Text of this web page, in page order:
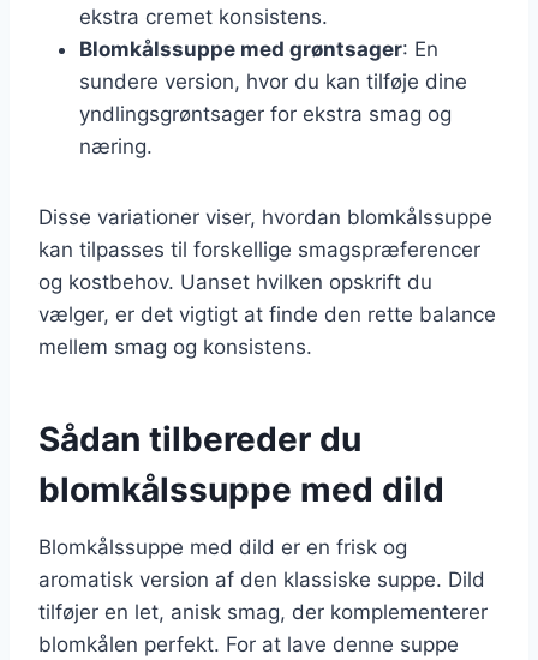
ekstra cremet konsistens.
Blomkålssuppe med grøntsager: En
sundere version, hvor du kan tilføje dine
yndlingsgrøntsager for ekstra smag og
næring.
Disse variationer viser, hvordan blomkålssuppe
kan tilpasses til forskellige smagspræferencer
og kostbehov. Uanset hvilken opskrift du
vælger, er det vigtigt at finde den rette balance
mellem smag og konsistens.
Sådan tilbereder du
blomkålssuppe med dild
Blomkålssuppe med dild er en frisk og
aromatisk version af den klassiske suppe. Dild
tilføjer en let, anisk smag, der komplementerer
blomkålen perfekt. For at lave denne suppe